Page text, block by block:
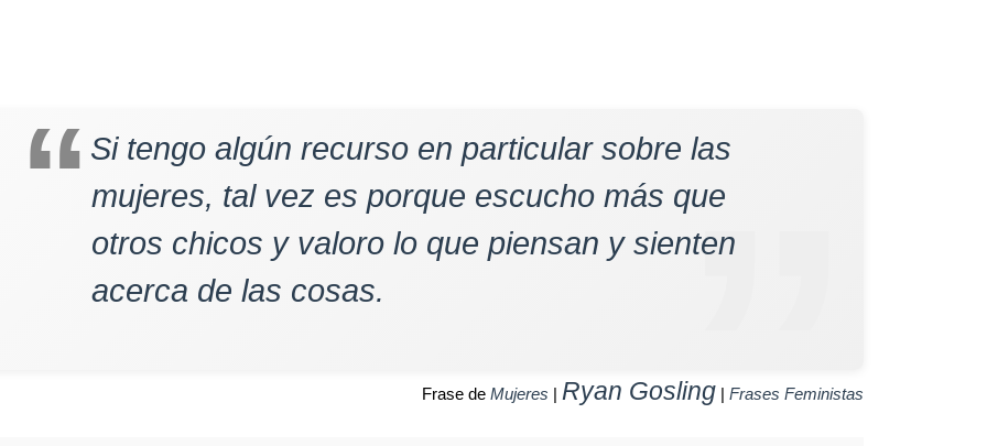
Si tengo algún recurso en particular sobre las
mujeres, tal vez es porque escucho más que
otros chicos y valoro lo que piensan y sienten
acerca de las cosas.
Frase de Mujeres | Ryan Gosling | Frases Feministas